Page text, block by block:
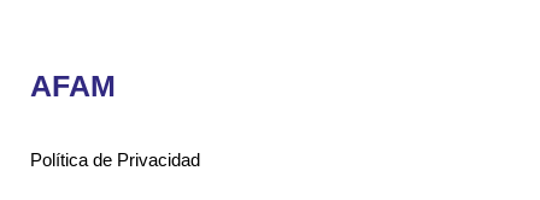
AFAM
Política de Privacidad